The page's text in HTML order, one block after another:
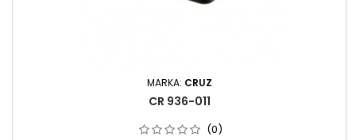
MARKA: CRUZ
CR 936-011
(0)